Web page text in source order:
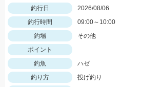
釣行日
2026/08/06
釣行時間
09:00～10:00
釣場
その他
ポイント
釣魚
ハゼ
釣り方
投げ釣り